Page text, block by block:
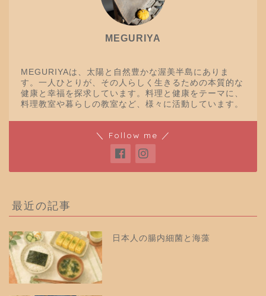
MEGURIYA
MEGURIYAは、太陽と自然豊かな渥美半島にありま
す。一人ひとりが、その人らしく生きるための本質的な
健康と幸福を探求しています。料理と健康をテーマに、
料理教室や暮らしの教室など、様々に活動しています。
＼ Follow me ／
最近の記事
日本人の腸内細菌と海藻